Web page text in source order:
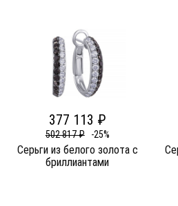
377 113 ₽
502 817 ₽ -25%
Серьги из белого золота c
бриллиантами